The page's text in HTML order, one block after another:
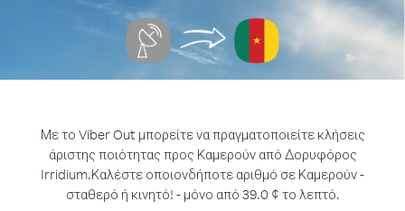
Με το Viber Out μπορείτε να πραγματοποιείτε κλήσεις
άριστης ποιότητας προς Καμερούν από Δορυφόρος
Irridium.Καλέστε οποιονδήποτε αριθμό σε Καμερούν -
σταθερό ή κινητό! - μόνο από 39.0 ¢ το λεπτό.